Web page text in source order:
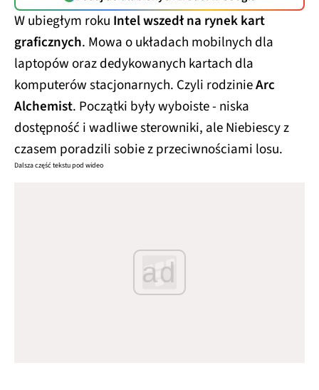
W ubiegłym roku Intel wszedł na rynek kart
graficznych. Mowa o układach mobilnych dla
laptopów oraz dedykowanych kartach dla
komputerów stacjonarnych. Czyli rodzinieArc
Alchemist. Początki były wyboiste - niska
dostępność i wadliwe sterowniki, ale Niebiescy z
czasem poradzili sobie z przeciwnościami losu.
Dalsza część tekstu pod wideo
ad